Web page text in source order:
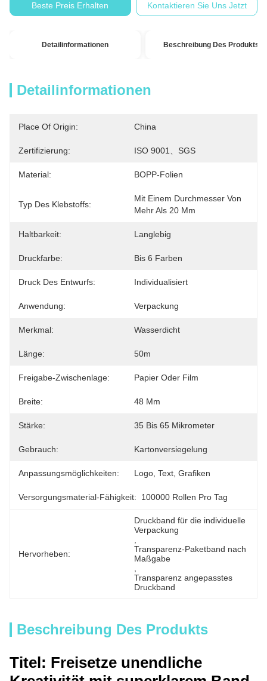
Beste Preis Erhalten Kontaktieren Sie Uns Jetzt
Detailinformationen Beschreibung Des Produkts
Detailinformationen
Place Of Origin: China
Zertifizierung: ISO 9001、SGS
Material: BOPP-Folien
Typ Des Klebstoffs:
Mit Einem Durchmesser Von
Mehr Als 20 Mm
Haltbarkeit: Langlebig
Druckfarbe: Bis 6 Farben
Druck Des Entwurfs: Individualisiert
Anwendung: Verpackung
Merkmal: Wasserdicht
Länge: 50m
Freigabe-Zwischenlage: Papier Oder Film
Breite: 48 Mm
Stärke: 35 Bis 65 Mikrometer
Gebrauch: Kartonversiegelung
Anpassungsmöglichkeiten: Logo, Text, Grafiken
Versorgungsmaterial-Fähigkeit: 100000 Rollen Pro Tag
Hervorheben:
Druckband für die individuelle
Verpackung
Transparenz-Paketband nach
Maßgabe
Transparenz angepasstes
Druckband
Beschreibung Des Produkts
Titel: Freisetze unendliche